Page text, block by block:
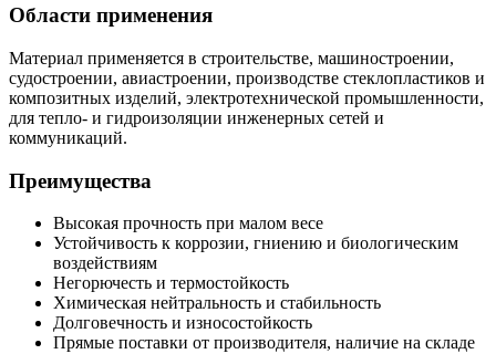
Области применения
Материал применяется в строительстве, машиностроении,
судостроении, авиастроении, производстве стеклопластиков и
композитных изделий, электротехнической промышленности,
для тепло- и гидроизоляции инженерных сетей и
коммуникаций.
Преимущества
Высокая прочность при малом весе
Устойчивость к коррозии, гниению и биологическим
воздействиям
Негорючесть и термостойкость
Химическая нейтральность и стабильность
Долговечность и износостойкость
Прямые поставки от производителя, наличие на складе